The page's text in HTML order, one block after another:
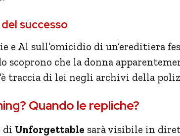
del successo
e Al sull’omicidio di un’ereditiera
scoprono che la donna
traccia di lei negli archivi della
Quando le repliche?
di Unforgettable sarà visibile in